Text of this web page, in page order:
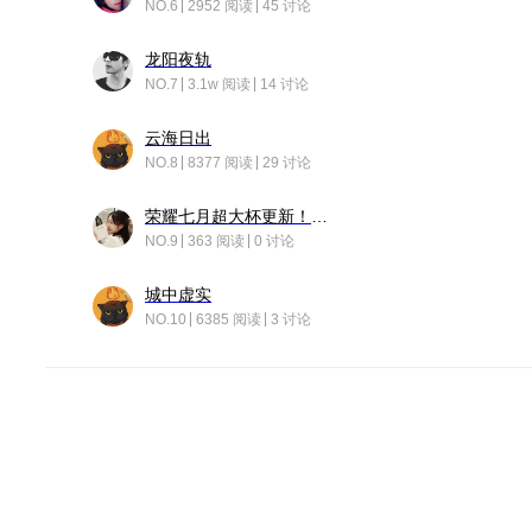
NO.6 2952 阅读 45 讨论
龙阳夜轨
NO.7 3.1w 阅读 14 讨论
云海日出
NO.8 8377 阅读 29 讨论
NO.9 363 阅读 0 讨论
城中虚实
NO.10 6385 阅读 3 讨论